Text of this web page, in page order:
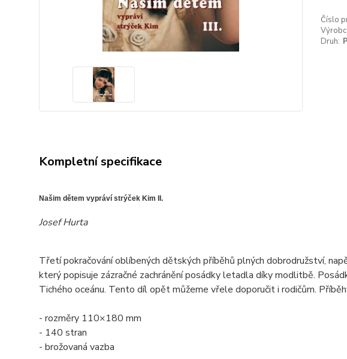
Číslo
Druh:
Kompletní specifikace
Našim dětem vypráví strýček Kim II.
Josef Hurta
Třetí pokračování oblíbených dětských příběhů plných dobrodružství,
který popisuje zázračné zachránění posádky letadla díky modlitbě.
Tichého oceánu. Tento díl opět můžeme vřele doporučit i rodičům.
- rozměry 110×180 mm
- 140 stran
- brožovaná vazba